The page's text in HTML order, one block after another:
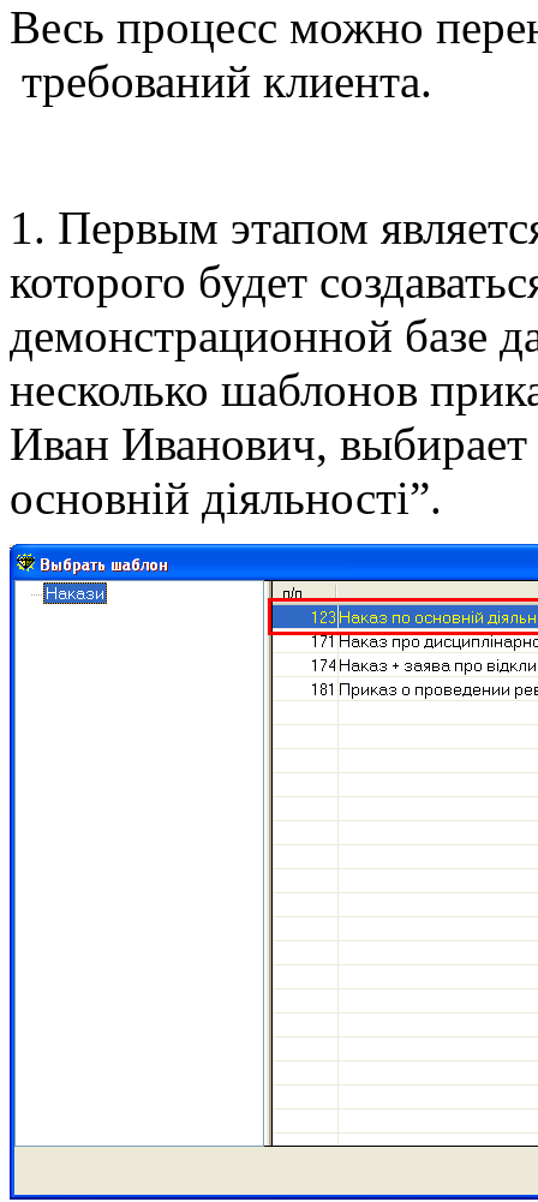
Весь процесс можно
требований клиента.
1. Первым этапом
которого будет
демонстрационной базе
несколько шаблонов
Иван Иванович,
основній діяльності”.